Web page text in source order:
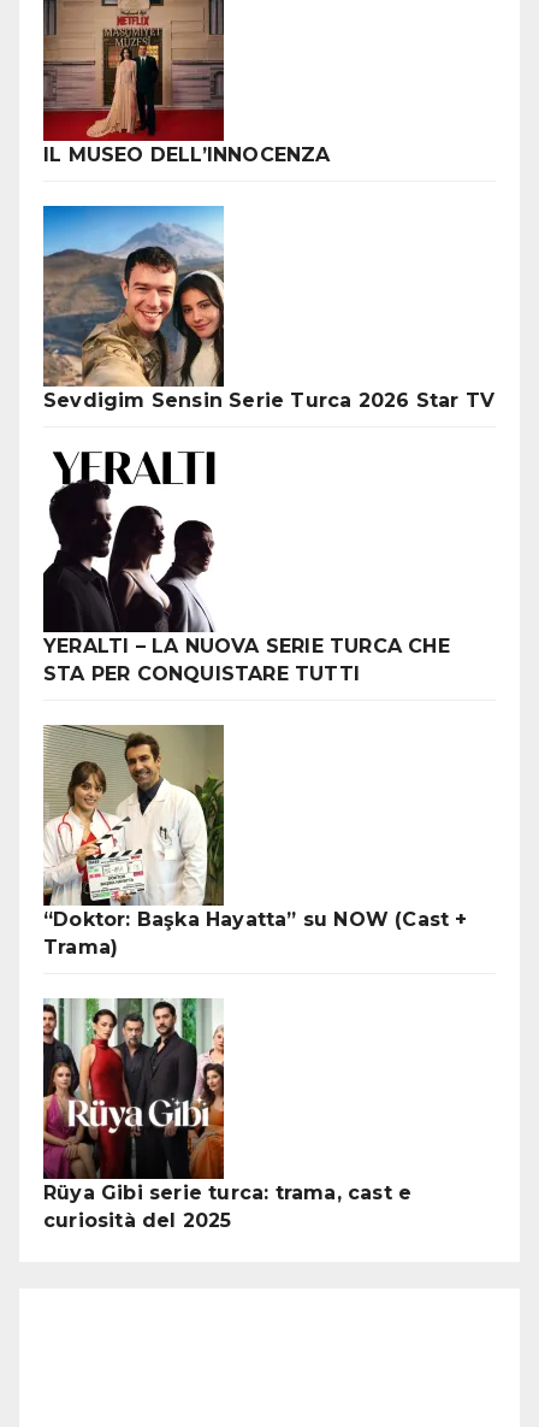
IL MUSEO DELL’INNOCENZA
Sevdigim Sensin Serie Turca 2026 Star TV
YERALTI – LA NUOVA SERIE TURCA CHE
STA PER CONQUISTARE TUTTI
“Doktor: Başka Hayatta” su NOW (Cast +
Trama)
Rüya Gibi serie turca: trama, cast e
curiosità del 2025